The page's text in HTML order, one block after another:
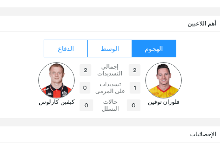
أهم اللاعبين
الهجوم الوسط الدفاع
فلوران توفين
2
إجمالي
التسديدات
2
1
تسديدات
على المرمى
0
0
حالات
التسلل
0 كيفين كارلوس
الإحصائيات